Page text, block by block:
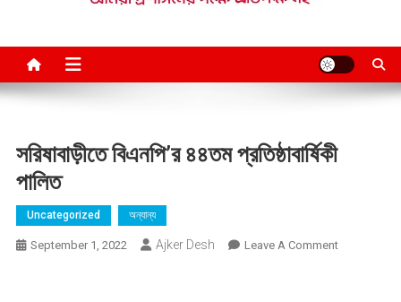
সরিষাবাড়ীতে বিএনপি’র ৪৪তম প্রতিষ্ঠাবার্ষিকী
পালিত
Uncategorized অন্যান্য
September 1, 2022 Ajker Desh Leave A CommentOn